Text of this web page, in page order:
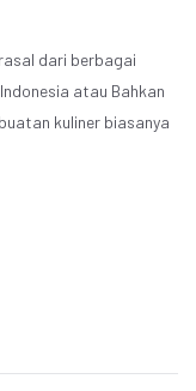
dari berbagai
atau Bahkan
kuliner biasanya